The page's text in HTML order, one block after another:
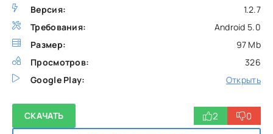
Версия:
1.2.7
Требования:
Android 5.0
Размер:
97 Mb
Просмотров:
326
Google Play:
Открыть
СКАЧАТЬ 2 0